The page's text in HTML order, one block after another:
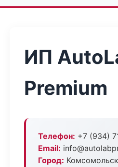
ИП
Premium
Телефон: +7 (934)
Email:
Город: